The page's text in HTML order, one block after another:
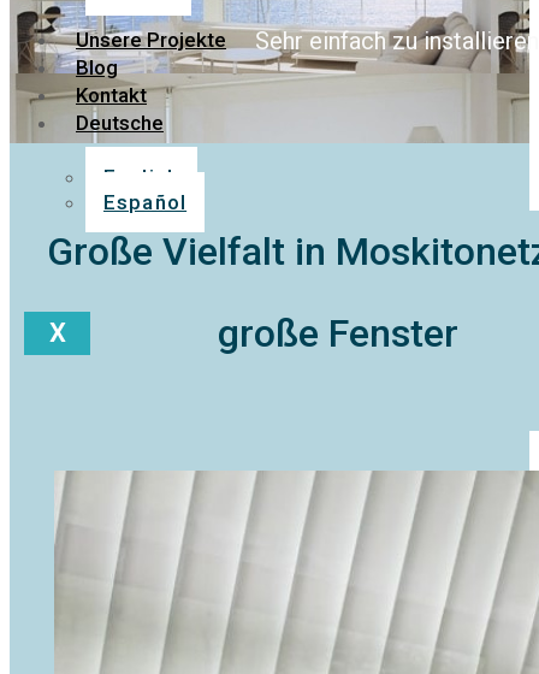
Unsere Projekte
Blog
Kontakt
Deutsche
English
Español
X
Sehr einfach zu
Große Vielfalt in
große Fenster